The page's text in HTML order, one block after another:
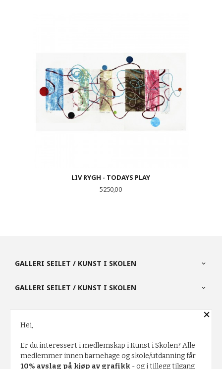
LIV RYGH - TODAYS PLAY
Pris
5 250,00
GALLERI SEILET / KUNST I SKOLEN
GALLERI SEILET / KUNST I SKOLEN
PARTNERE
FRAKT KJØPSBETINGELSER SIKKERHET OG PERSONVERN
×
Hei,
Er du interessert i medlemskap i Kunst i Skolen? Alle
medlemmer innen barnehage og skole/utdanning får
10% avslag på kjøp av grafikk - og i tillegg tilgang